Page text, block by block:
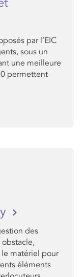
par l’EIC
sous un
une meilleure
permettent
des
matériel pour
éléments